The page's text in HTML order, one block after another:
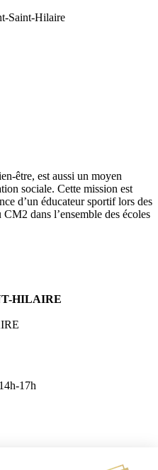
Saint-Hilaire
être, est aussi un moyen
sociale. Cette mission est
d’un éducateur sportif lors des
CM2 dans l’ensemble des écoles
HILAIRE
17h